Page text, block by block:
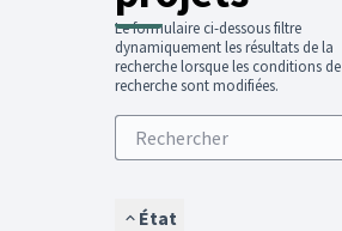
Le formulaire ci-dessous filtre
dynamiquement les résultats de la
recherche lorsque les conditions de
recherche sont modifiées.
État